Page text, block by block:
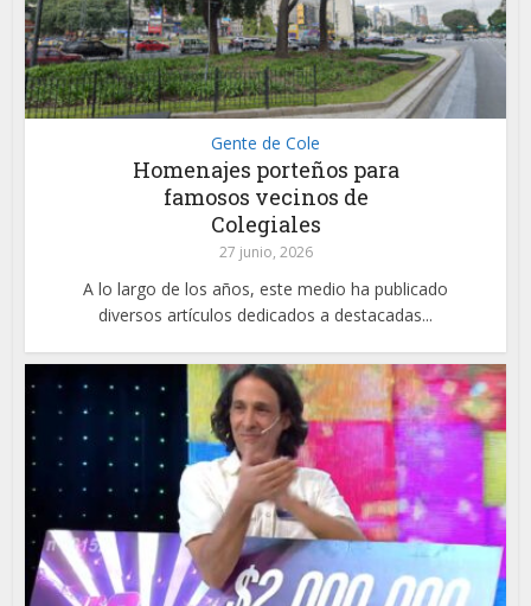
Gente de Cole
Homenajes porteños para
famosos vecinos de
Colegiales
27 junio, 2026
A lo largo de los años, este medio ha publicado
diversos artículos dedicados a destacadas...